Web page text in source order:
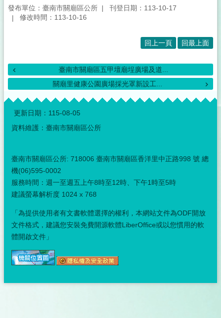
發布單位：臺南市關廟區公所
刊登日期：113-10-17
修改時間：113-10-16
回上一頁 回最上面
臺南市關廟區五甲壇廟埕廣場及道...
關廟里健康公園廣場採光罩新設工...
:::
更新日期： 115-08-05
資料維護：臺南市關廟區公所
臺南市關廟區公所: 718006 臺南市關廟區香洋里中正路998 號 總
機(06)595-0002
服務時間：週一至週五上午8時至12時、下午1時至5時
建議螢幕解析度 1024 x 768
「為提供使用者有文書軟體選擇的權利，本網站文件為ODF開放
文件格式，建議您安裝免費開源軟體LiberOffice或以您慣用的軟
體開啟文件」